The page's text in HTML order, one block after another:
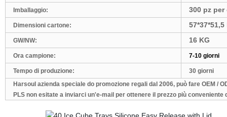
Imballaggio: 300 pz
Dimensioni cartone: 57*37*51,5
GW/NW: 16 KG
Ora campione: 7-10 giorni
Tempo di produzione:
30 giorni
Harsoul azienda speciale do promozione regali dal 2006, può fare OEM /
PLS non esitate a inviarci un'e-mail per ottenere il prezzo più conveniente